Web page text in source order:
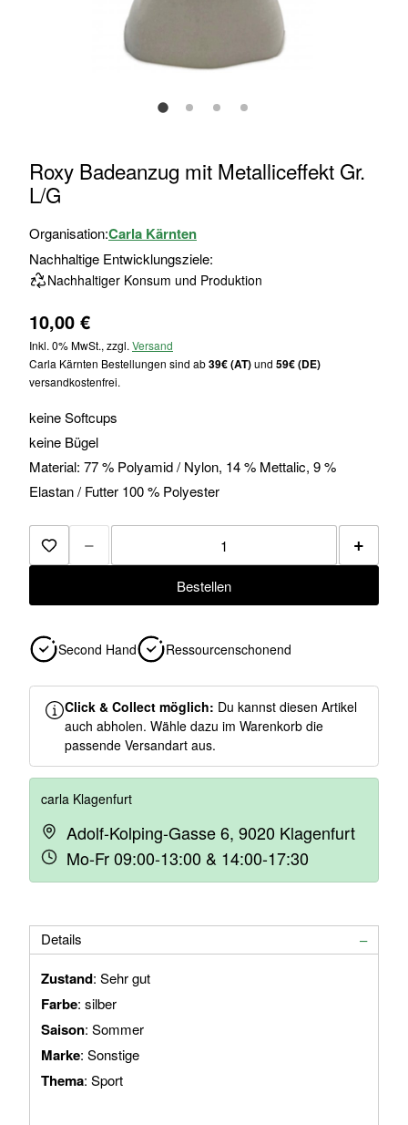
Anfang
der
springen
Roxy Badeanzug mit Metalliceffekt Gr.
L/G
Organisation:Carla Kärnten
Nachhaltige Entwicklungsziele:
Nachhaltiger Konsum und Produktion
10,00 €
Inkl. 0% MwSt., zzgl. Versand
Carla Kärnten Bestellungen sind ab39€ (AT)und 59€ (DE)
versandkostenfrei.
keine Softcups
keine Bügel
Material: 77 % Polyamid / Nylon, 14 % Mettalic, 9 %
Elastan / Futter 100 % Polyester
Zur Merkliste hinzufügen
− +
Bestellen
Second Hand Ressourcenschonend
Click & Collect möglich: Du kannst diesen Artikel
auch abholen. Wähle dazu im Warenkorb die
passende Versandart aus.
carla Klagenfurt
Adolf-Kolping-Gasse 6, 9020 Klagenfurt
Mo-Fr 09:00-13:00 & 14:00-17:30
Details
Zustand: Sehr gut
Farbe: silber
Saison: Sommer
Marke: Sonstige
Thema: Sport